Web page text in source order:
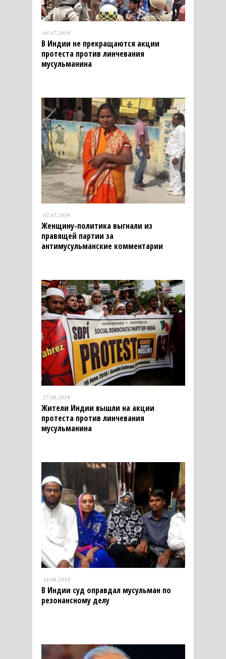
03.07.2019
В Индии не прекращаются акции
протеста против линчевания
мусульманина
02.07.2019
Женщину-политика выгнали из
правящей партии за
антимусульманские комментарии
27.06.2019
Жители Индии вышли на акции
протеста против линчевания
мусульманина
14.06.2019
В Индии суд оправдал мусульман по
резонансному делу